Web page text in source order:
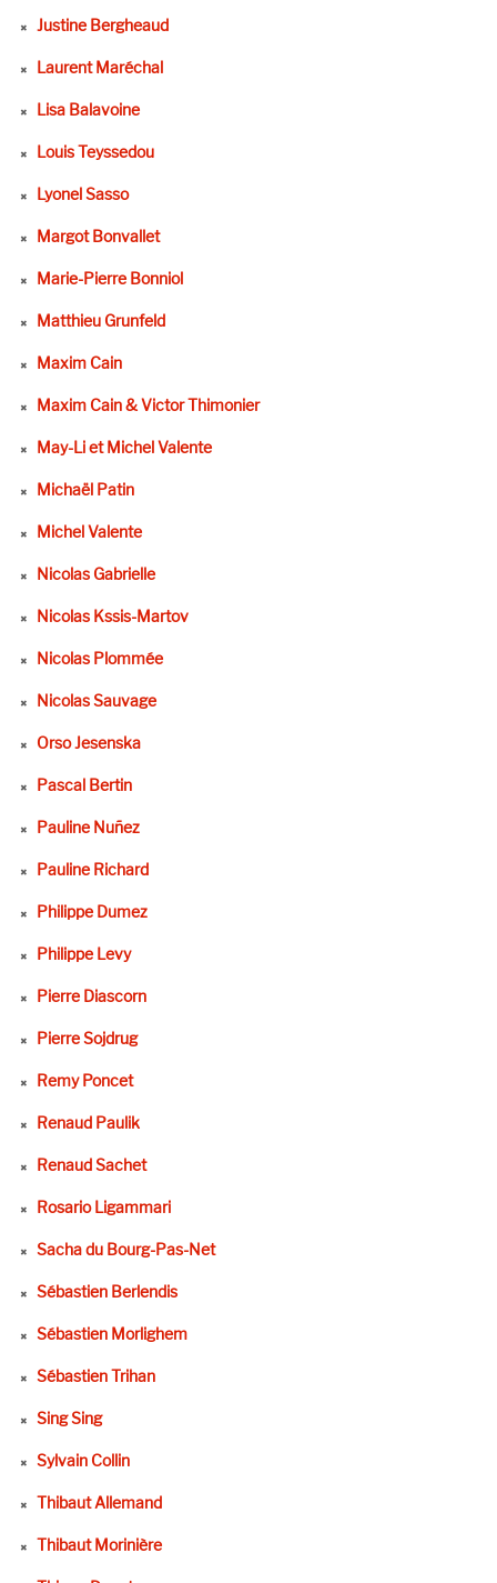
Justine Bergheaud
Laurent Maréchal
Lisa Balavoine
Louis Teyssedou
Lyonel Sasso
Margot Bonvallet
Marie-Pierre Bonniol
Matthieu Grunfeld
Maxim Cain
Maxim Cain & Victor Thimonier
May-Li et Michel Valente
Michaël Patin
Michel Valente
Nicolas Gabrielle
Nicolas Kssis-Martov
Nicolas Plommée
Nicolas Sauvage
Orso Jesenska
Pascal Bertin
Pauline Nuñez
Pauline Richard
Philippe Dumez
Philippe Levy
Pierre Diascorn
Pierre Sojdrug
Remy Poncet
Renaud Paulik
Renaud Sachet
Rosario Ligammari
Sacha du Bourg-Pas-Net
Sébastien Berlendis
Sébastien Morlighem
Sébastien Trihan
Sing Sing
Sylvain Collin
Thibaut Allemand
Thibaut Morinière